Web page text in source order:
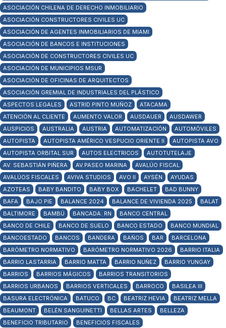
ASOCIACIÓN CHILENA DE DERECHO INMOBILIARIO
ASOCIACIÓN CONSTRUCTORES CIVILES UC
ASOCIACIÓN DE AGENTES INMOBILIARIOS DE MIAMI
ASOCIACIÓN DE BANCOS E INSTITUCIONES
ASOCIACIÓN DE CONSTRUCTORES CIVILES UC
ASOCIACIÓN DE MUNICIPIOS MSUR
ASOCIACIÓN DE OFICINAS DE ARQUITECTOS
ASOCIACIÓN GREMIAL DE INDUSTRIALES DEL PLÁSTICO
ASPECTOS LEGALES
ASTRID PINTO MUÑOZ
ATACAMA
ATENCIÓN AL CLIENTE
AUMENTO VALOR AUSDAUER
AUSDAWER
AUSPICIOS
AUSTRALIA AUSTRIA AUTOMATIZACIÓN
AUTOMÓVILES
AUTOPISTA
AUTOPISTA AMÉRICO VESPUCIO ORIENTE II
AUTOPISTA AVO
AUTOPISTA ORBITAL SUR
AUTOS ELECTRICOS
AUTOTUTELAJE
AV. SEBASTIÁN PIÑERA
AV.PASEO MARINA
AVALÚO FISCAL
AVALÚOS FISCALES
AVIVA STUDIOS AVO II AYSÉN
AYUDAS
AZOTEAS
BABY BANDITO BABY BOX BACHELET
BAD BUNNY
BAFA
BAJO PIE BALANCE 2024 BALANCE DE VIVIENDA 2025
BALAT
BALTIMORE
BAMBÚ BANCADA. RN
BANCO CENTRAL
BANCO DE CHILE
BANCO DE SUELO BANCO ESTADO
BANCO MUNDIAL
BANCOESTADO
BANCOS BANDERA BAÑOS BAR
BARCELONA
BARÓMETRO NORMATIVO
BARÓMETRO NORMATIVO 2026
BARRIO ITALIA
BARRIO LASTARRIA
BARRIO MATTA BARRIO NUÑEZ
BARRIO YUNGAY
BARRIOS
BARRIOS MÁGICOS
BARRIOS TRANSITORIOS
BARRIOS URBANOS
BARRIOS VERTICALES BARROCO
BASILEA III
BASURA ELECTRÓNICA
BATUCO BC BEATRIZ HEVIA
BEATRIZ MELLA
BEAUMONT
BELÉN SANGUINETTI BELLAS ARTES
BELLEZA
BENEFICIO TRIBUTARIO
BENEFICIOS FISCALES